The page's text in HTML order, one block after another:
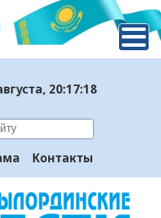
, 20:17:19
Контакты